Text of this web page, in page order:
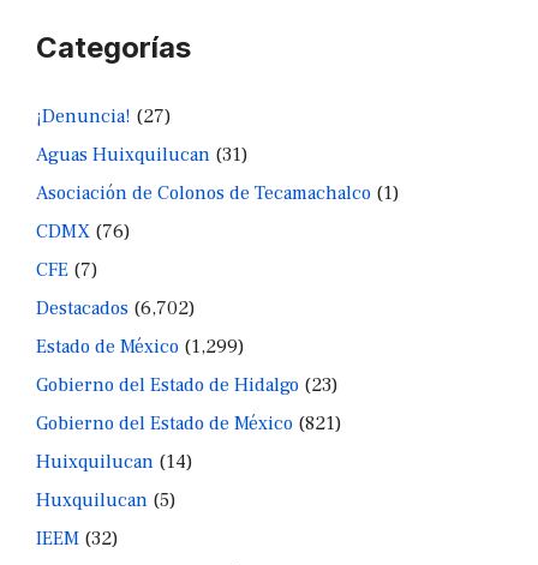
Categorías
¡Denuncia! (27)
Aguas Huixquilucan (31)
Asociación de Colonos de Tecamachalco (1)
CDMX (76)
CFE (7)
Destacados (6,702)
Estado de México (1,299)
Gobierno del Estado de Hidalgo (23)
Gobierno del Estado de México (821)
Huixquilucan (14)
Huxquilucan (5)
IEEM (32)